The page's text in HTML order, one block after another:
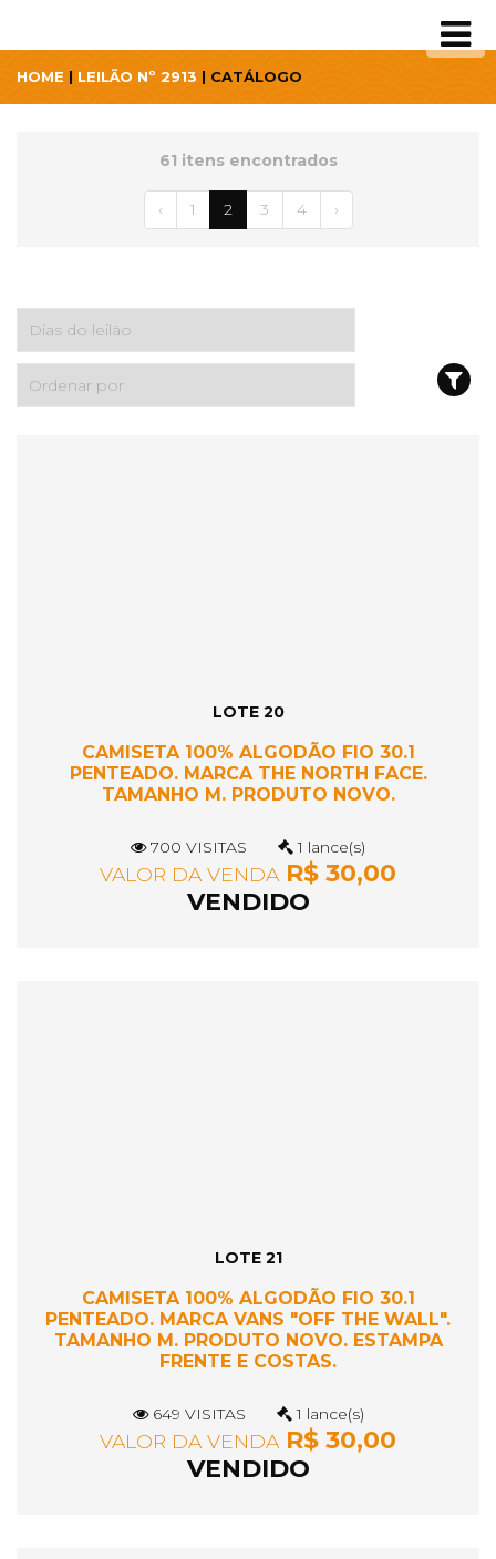
HOME | LEILÃO Nº 2913 | CATÁLOGO
61 itens encontrados
‹ 1 2 3 4 ›
LOTE 20
CAMISETA 100% ALGODÃO FIO 30.1
PENTEADO. MARCA THE NORTH FACE.
TAMANHO M. PRODUTO NOVO.
700 VISITAS 1 lance(s)
VALOR DA VENDAR$ 30,00
VENDIDO
LOTE 21
CAMISETA 100% ALGODÃO FIO 30.1
PENTEADO. MARCA VANS "OFF THE WALL".
TAMANHO M. PRODUTO NOVO. ESTAMPA
FRENTE E COSTAS.
649 VISITAS 1 lance(s)
VALOR DA VENDAR$ 30,00
VENDIDO